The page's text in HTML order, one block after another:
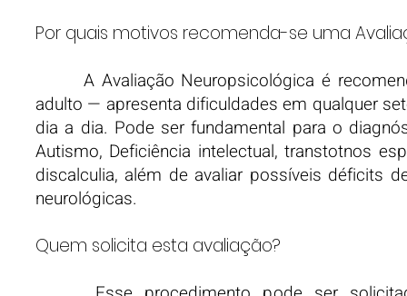
Por quais motivos recomenda-se uma
A Avaliação Neuropsicológica é
adulto — apresenta dificuldades em qualquer
dia a dia. Pode ser fundamental para o
Autismo, Deficiência intelectual, transtotnos
discalculia, além de avaliar possíveis déficits
neurológicas.
Quem solicita esta avaliação?